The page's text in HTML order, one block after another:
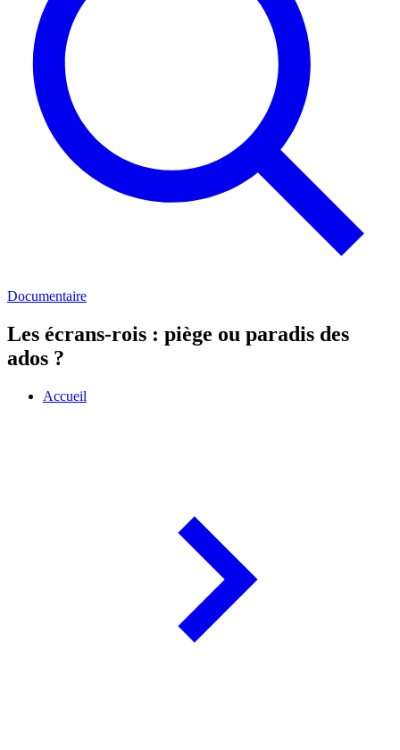
Documentaire
Les écrans-rois : piège ou paradis des
ados ?
Accueil